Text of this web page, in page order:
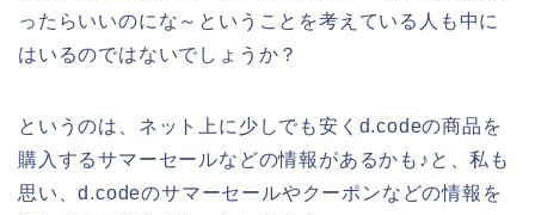
ったらいいのにな～ということを考えている人も中に
はいるのではないでしょうか？
というのは、ネット上に少しでも安くd.codeの商品を
購入するサマーセールなどの情報があるかも♪と、私も
思い、d.codeのサマーセールやクーポンなどの情報を